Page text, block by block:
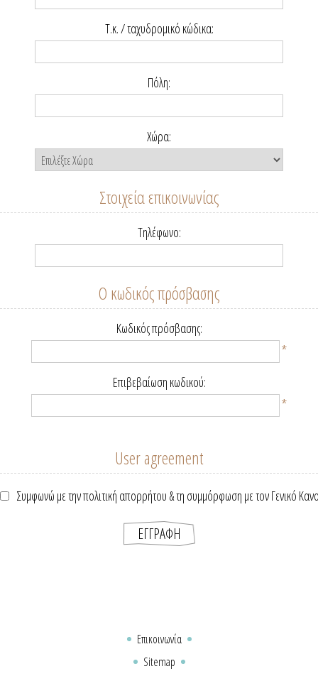
Τ.κ. / ταχυδρομικό κώδικα:
Πόλη:
Χώρα:
Στοιχεία επικοινωνίας
Τηλέφωνο:
Ο κωδικός πρόσβασης
Κωδικός πρόσβασης:
*
Επιβεβαίωση κωδικού:
*
User agreement
Συμφωνώ με την πολιτική απορρήτου & τη συμμόρφωση με τον Γενικό
Επικοινωνία
Sitemap